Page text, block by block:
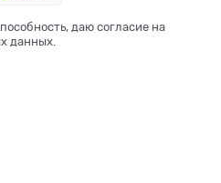
даю согласие на
данных.